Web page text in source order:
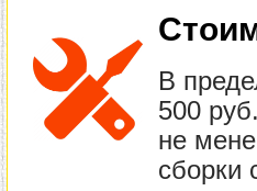
В
500
не
сборки